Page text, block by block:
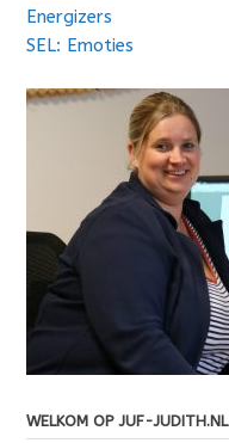
Energizers
SEL: Emoties
WELKOM OP JUF-JUDITH.NL